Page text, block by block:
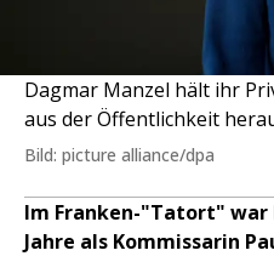
Dagmar Manzel hält ihr
aus der Öffentlichkeit
Bild: picture alliance/dpa
Im Franken-"Tatort" war
Jahre als Kommissarin